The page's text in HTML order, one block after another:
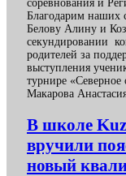
соревнования и
Благодарим наших
Белову Алину и
секундировании
родителей за
выступления
турнире
Макарова
В школе
вручили
новый